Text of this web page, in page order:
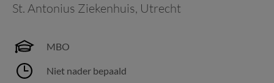
St. Antonius Ziekenhuis, Utrecht
MBO
Niet nader bepaald